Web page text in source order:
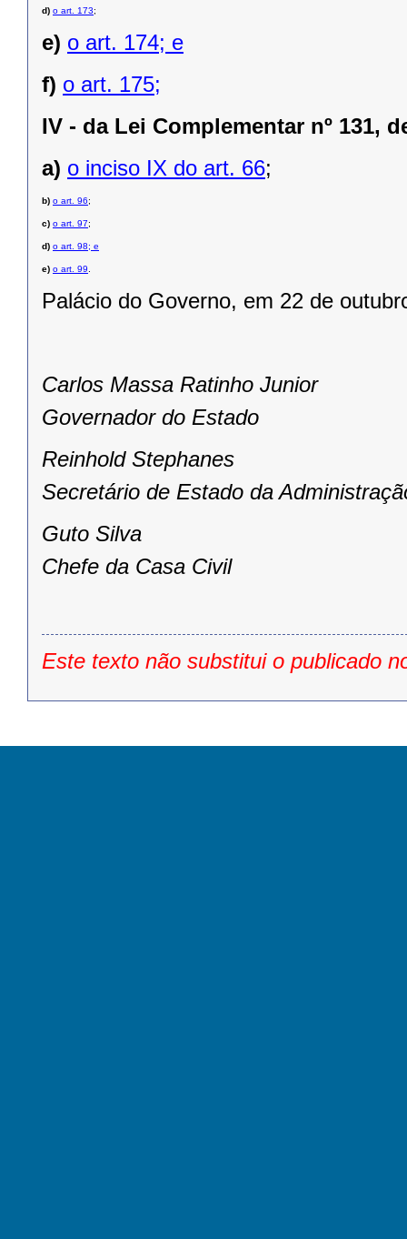
d) o art. 173;
e) o art. 174; e
f) o art. 175;
IV - da Lei Complementar nº 131,
a) o inciso IX do art. 66;
b) o art. 96;
c) o art. 97;
d) o art. 98; e
e) o art. 99.
Palácio do Governo, em 22 de
Carlos Massa Ratinho Junior
Governador do Estado
Reinhold Stephanes
Secretário de Estado da
Guto Silva
Chefe da Casa Civil
Este texto não substitui o publicado